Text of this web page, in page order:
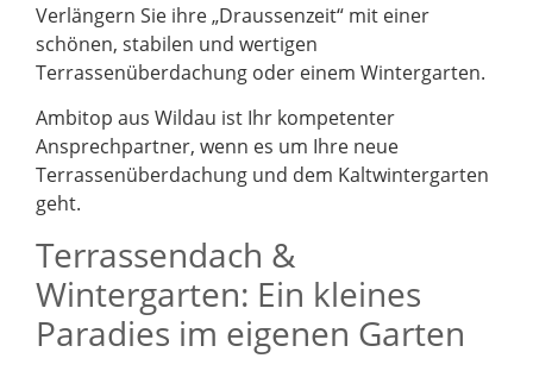
Verlängern Sie ihre „Draussenzeit“ mit einer
schönen, stabilen und wertigen
Terrassenüberdachung oder einem Wintergarten.
Ambitop aus Wildau ist Ihr kompetenter
Ansprechpartner, wenn es um Ihre neue
Terrassenüberdachung und dem Kaltwintergarten
geht.
Terrassendach &
Wintergarten: Ein kleines
Paradies im eigenen Garten